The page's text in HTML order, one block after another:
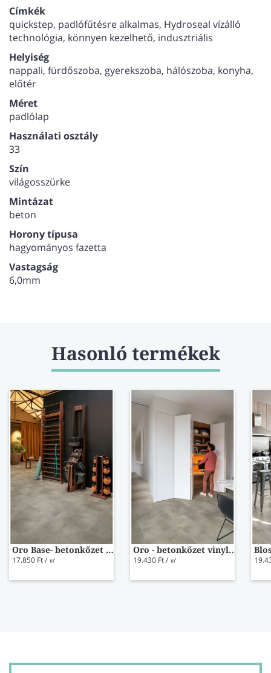
kereskedelmi használatra is alkalmassá teszi. Lakossági
élettartam-garancia biztosítja a tartósságát.
Méret: 856*428*5+1 mm
Címkék
quickstep, padlófűtésre alkalmas, Hydroseal vízálló
technológia, könnyen kezelhető, indusztriális
Helyiség
nappali, fürdőszoba, gyerekszoba, hálószoba, konyha,
előtér
Méret
padlólap
Használati osztály
33
Szín
világosszürke
Mintázat
beton
Horony típusa
hagyományos fazetta
Vastagság
6,0mm
Hasonló termékek
Oro Base- betonkőzet vinyl AVSTT40234
17.850 Ft / ㎡
Oro - betonkőzet vinyl AVSTU40234
19.430 Ft / ㎡